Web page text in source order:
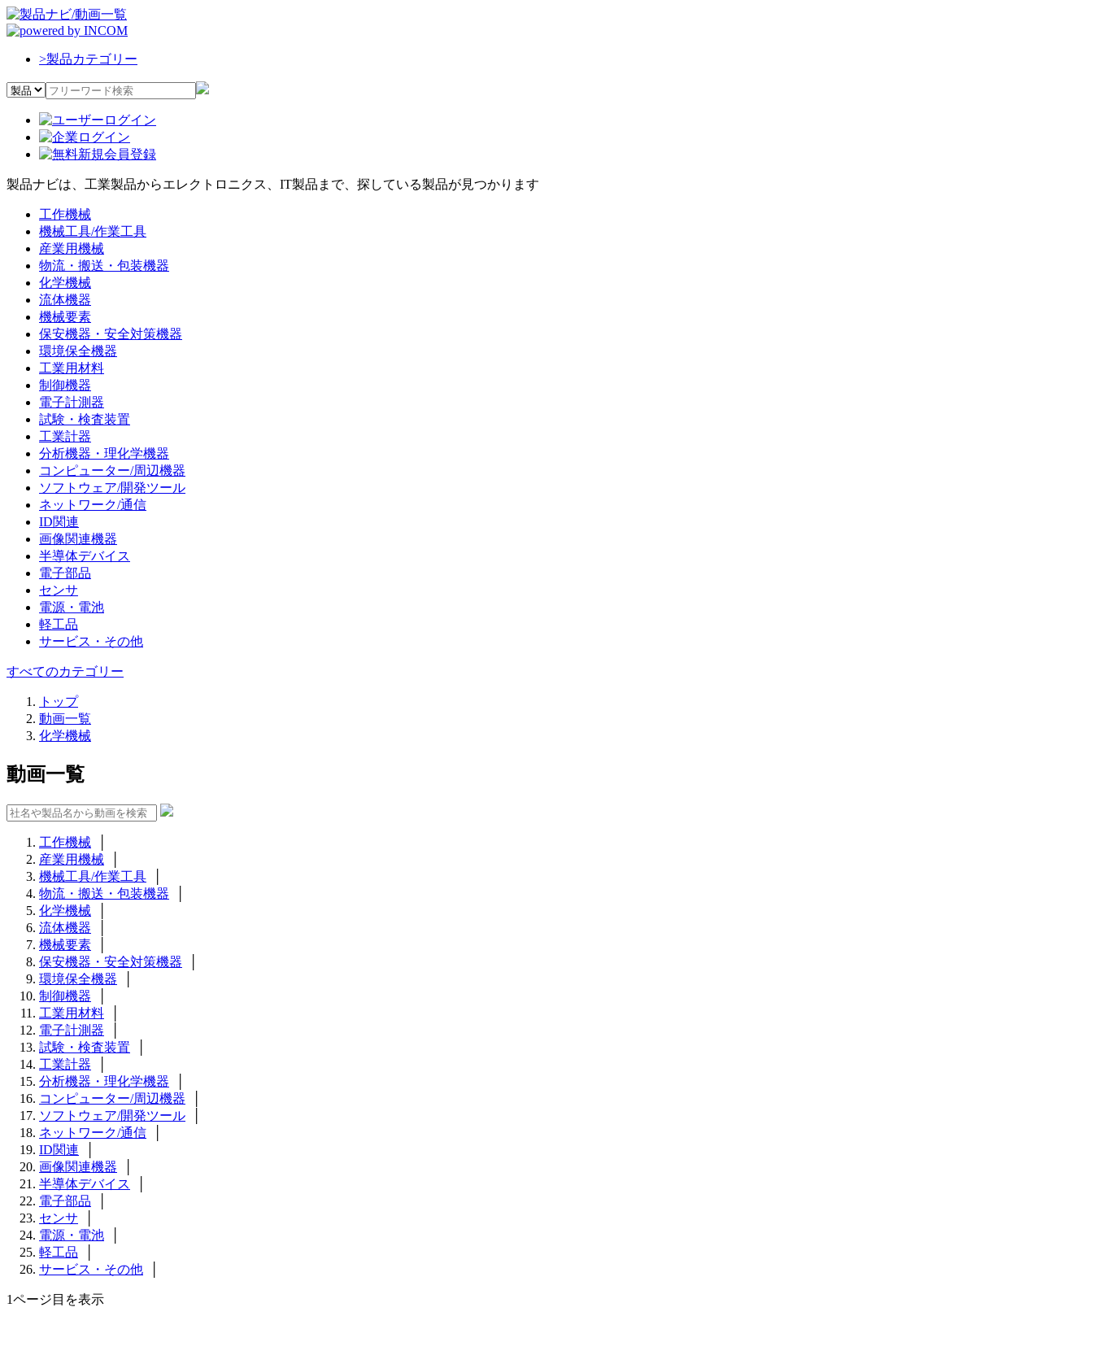
>製品カテゴリー
製品ナビは、工業製品からエレクトロニクス、IT製品まで、探している製品が見つかります
工作機械
機械工具/作業工具
産業用機械
物流・搬送・包装機器
化学機械
流体機器
機械要素
保安機器・安全対策機器
環境保全機器
工業用材料
制御機器
電子計測器
試験・検査装置
工業計器
分析機器・理化学機器
コンピューター/周辺機器
ソフトウェア/開発ツール
ネットワーク/通信
ID関連
画像関連機器
半導体デバイス
電子部品
センサ
電源・電池
軽工品
サービス・その他
すべてのカテゴリー
トップ
動画一覧
化学機械
動画一覧
工作機械
産業用機械
機械工具/作業工具
物流・搬送・包装機器
化学機械
流体機器
機械要素
保安機器・安全対策機器
環境保全機器
制御機器
工業用材料
電子計測器
試験・検査装置
工業計器
分析機器・理化学機器
コンピューター/周辺機器
ソフトウェア/開発ツール
ネットワーク/通信
ID関連
画像関連機器
半導体デバイス
電子部品
センサ
電源・電池
軽工品
サービス・その他
1ページ目を表示